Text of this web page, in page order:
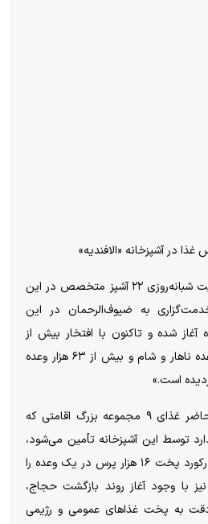
غذا در آشپزخانه «الافندیه»
محمدزاده با اشاره به فعالیت شبانه‌روزی ۲۲ آشپز متخصص در این
به ضیوف‌الرحمان در این
آغاز شده و تاکنون با افتخار بیش از
۵۸۳هزار پرس غذا در دو وعده ناهار و شام و بیش از ۶۳ هزار وعده
است.»
وی با بیان اینکه در حال حاضر غذای ۹ مجموعه بزرگ اقامتی که
دارد توسط این آشپزخانه تأمین می‌شود،
افزود: « دراوج عملیات حج، رکورد پخت ۱۶ هزار پرس در یک وعده را
با وجود آغاز روند بازگشت حجاج،
به پخت غذاهای عمومی و رژیمی